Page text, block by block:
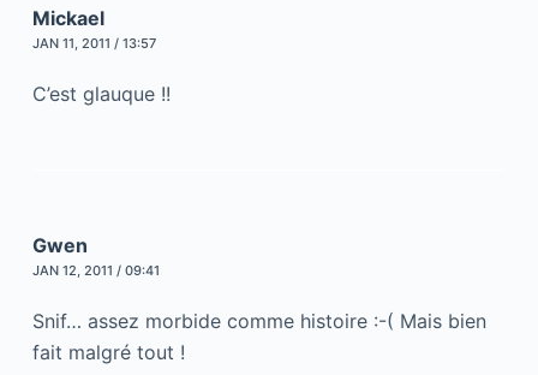
Mickael
JAN 11, 2011 / 13:57
C’est glauque !!
Gwen
JAN 12, 2011 / 09:41
Snif… assez morbide comme histoire :-( Mais bien
fait malgré tout !